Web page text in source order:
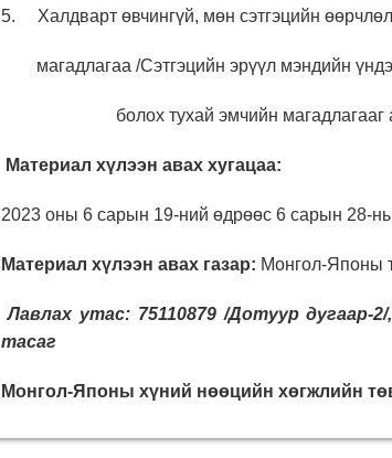
5. Халдварт өвчингүй, мөн сэтгэцийн
магадлагаа /Сэтгэцийн эрүүл мэндийн
болох тухай эмчийн магадлагааг
Материал хүлээн авах хугацаа:
2023 оны 6 сарын 19-ний өдрөөс 6 сарын 28-
Материал хүлээн авах газар: Монгол-Японы
Лавлах утас: 75110879 /Дотуур дугаар-
тасаг
Монгол-Японы хүний нөөцийн хөгжлийн